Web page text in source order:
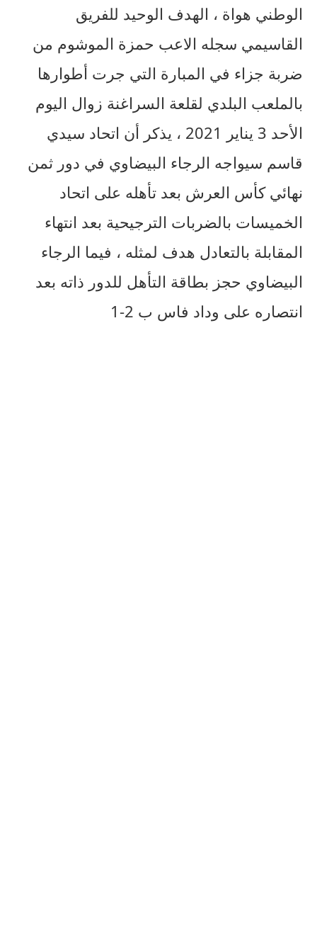
الوطني هواة ، الهدف الوحيد للفريق
القاسيمي سجله الاعب حمزة الموشوم من
ضربة جزاء في المبارة التي جرت أطوارها
بالملعب البلدي لقلعة السراغنة زوال اليوم
الأحد 3 يناير 2021 ، يذكر أن اتحاد سيدي
قاسم سيواجه الرجاء البيضاوي في دور ثمن
نهائي كأس العرش بعد تأهله على اتحاد
الخميسات بالضربات الترجيحية بعد انتهاء
المقابلة بالتعادل هدف لمثله ، فيما الرجاء
البيضاوي حجز بطاقة التأهل للدور ذاته بعد
انتصاره على وداد فاس ب 2-1